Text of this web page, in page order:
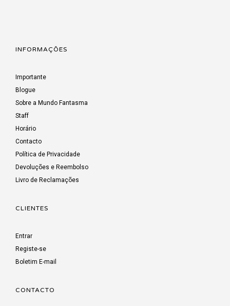
INFORMAÇÕES
Importante
Blogue
Sobre a Mundo Fantasma
Staff
Horário
Contacto
Política de Privacidade
Devoluções e Reembolso
Livro de Reclamações
CLIENTES
Entrar
Registe-se
Boletim E-mail
CONTACTO